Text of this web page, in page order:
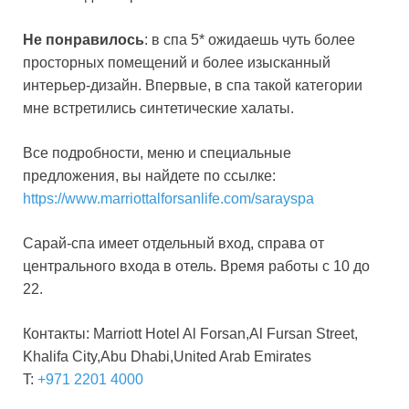
Не понравилось: в спа 5* ожидаешь чуть более
просторных помещений и более изысканный
интерьер-дизайн. Впервые, в спа такой категории
мне встретились синтетические халаты.
Все подробности, меню и специальные
предложения, вы найдете по ссылке:
https://www.marriottalforsanlife.com/sarayspa
Сарай-спа имеет отдельный вход, справа от
центрального входа в отель. Время работы с 10 до
22.
Контакты: Marriott Hotel Al Forsan,Al Fursan Street,
Khalifa City,Abu Dhabi,United Arab Emirates
T: +971 2201 4000